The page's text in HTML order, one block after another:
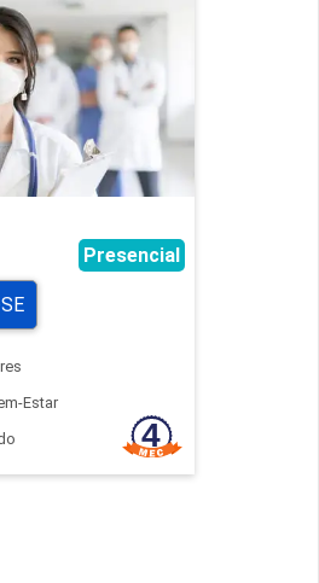
Presencial
Estar
Medicina
do curso
Ir para Inscrição